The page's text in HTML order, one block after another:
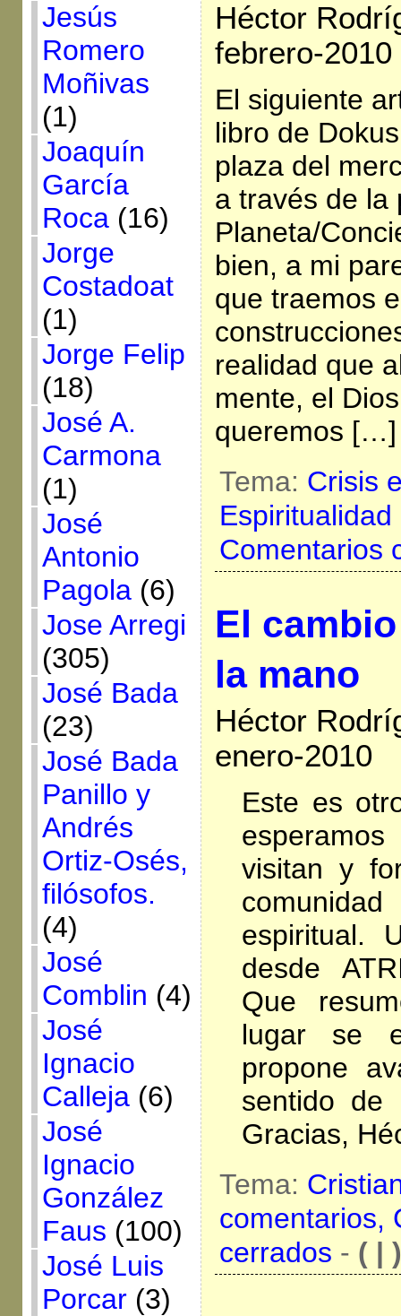
Jesús
Romero
Moñivas
(1)
Joaquín
García
Roca(16)
Jorge
Costadoat
(1)
Jorge Felip
(18)
José A.
Carmona
(1)
José
Antonio
Pagola(6)
Jose Arregi
(305)
José Bada
(23)
José Bada
Panillo y
Andrés
Ortiz-Osés,
filósofos.
(4)
José
Comblin (4)
José
Ignacio
Calleja(6)
José
Ignacio
González
Faus (100)
José Luis
Porcar(3)
Héctor
febrero-2010
El siguiente
libro de
plaza del
a través de la
Planeta/
bien, a mi
que traemos
realidad que
mente, el
queremos […]
Tema: Crisis
Espiritualidad
Comentarios
El
la mano
Héctor
enero-2010
Este es
visitan y
espiritual.
desde
Que
lugar se
propone
sentido de
Gracias,
Tema:
comentarios,
cerrados - ( | )